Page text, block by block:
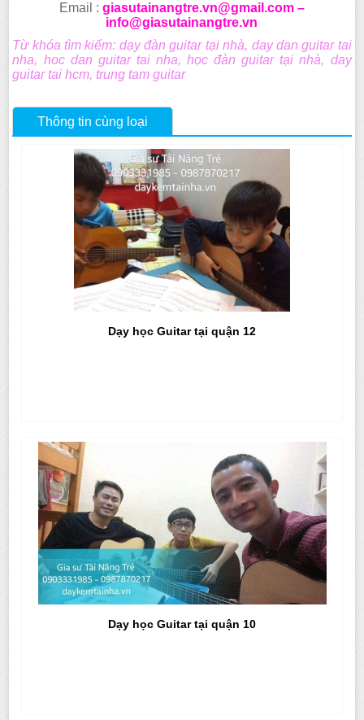
Email : giasutainangtre.vn@gmail.com –
info@giasutainangtre.vn
Từ khóa tìm kiếm: dạy đàn guitar tại nhà, day dan guitar tai
nha, hoc dan guitar tai nha, học đàn guitar tại nhà, day
guitar tai hcm, trung tam guitar
Thông tin cùng loại
Dạy học Guitar tại quận 12
Dạy học Guitar tại quận 10